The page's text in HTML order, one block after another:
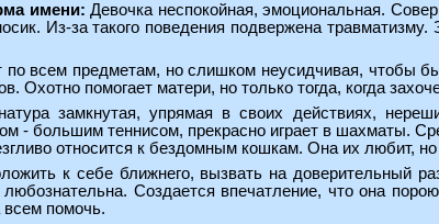
имени: Девочка неспокойная, эмоциональная.
Из-за такого поведения подвержена
по всем предметам, но слишком неусидчивая, чтобы
Охотно помогает матери, но только тогда, когда
замкнутая, упрямая в своих действиях,
- большим теннисом, прекрасно играет в шахматы.
относится к бездомным кошкам. Она их любит, но
к себе ближнего, вызвать на доверительный
Создается впечатление, что она
всем помочь.